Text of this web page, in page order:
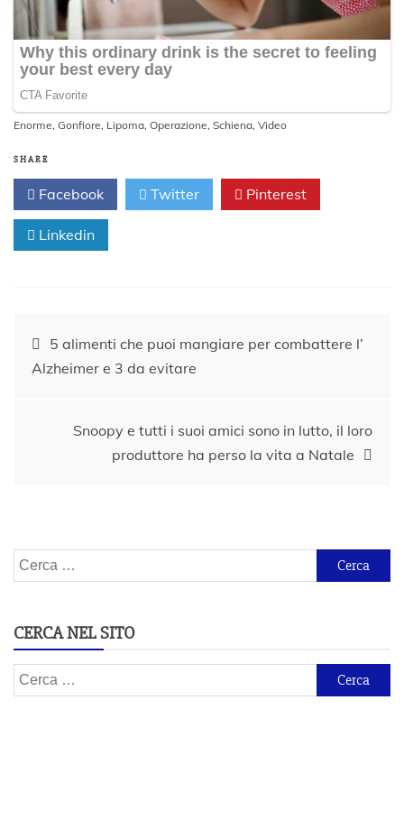
Enorme, Gonfiore, Lipoma, Operazione, Schiena, Video
SHARE
Facebook Twitter Pinterest
Linkedin
Navigazione
articoli
5 alimenti che puoi mangiare per combattere l’
Alzheimer e 3 da evitare
Snoopy e tutti i suoi amici sono in lutto, il loro
produttore ha perso la vita a Natale
Ricerca
per:
CERCA NEL SITO
Ricerca
per: